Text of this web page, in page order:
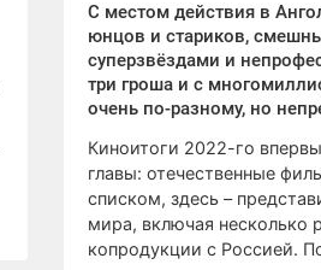
С местом действия в
юнцов и стариков,
суперзвёздами и
три гроша и с
очень по-разному, но
Киноитоги 2022-го
главы: отечественные
списком, здесь –
мира, включая несколько
копродукции с Россией.